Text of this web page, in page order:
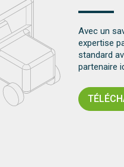
Avec un
expertise
standard
partenaire